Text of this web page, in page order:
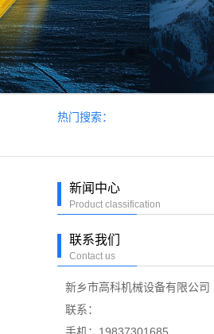
热门搜索：
新闻中心
Product classification
联系我们
Contact us
新乡市高科机械设备有限公司
联系：